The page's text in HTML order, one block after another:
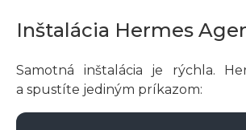
Inštalácia Hermes
Samotná inštalácia je rýchla.
a spustíte jediným príkazom: